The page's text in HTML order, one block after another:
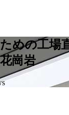
めの工場
崗岩